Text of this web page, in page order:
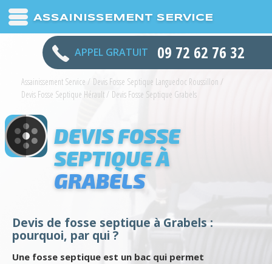
ASSAINISSEMENT SERVICE
APPEL GRATUIT 09 72 62 76 32
Assainissement Service / Devis Fosse Septique Languedoc Roussillon /
Devis Fosse Septique Hérault/ Devis Fosse Septique Grabels
DEVIS FOSSE
SEPTIQUE À
GRABELS
Devis de fosse septique à Grabels :
pourquoi, par qui ?
Une fosse septique est un bac qui permet